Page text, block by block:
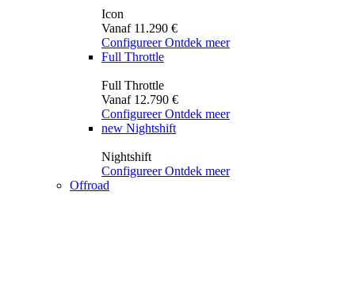
Icon
Vanaf 11.290 €
Configureer Ontdek meer
Full Throttle
Full Throttle
Vanaf 12.790 €
Configureer Ontdek meer
new Nightshift
Nightshift
Configureer Ontdek meer
Offroad